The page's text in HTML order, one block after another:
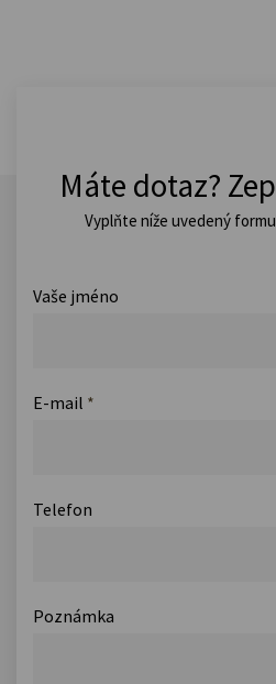
Máte dotaz?
Vyplňte níže uvedený
Vaše jméno
E-mail *
Telefon
Poznámka